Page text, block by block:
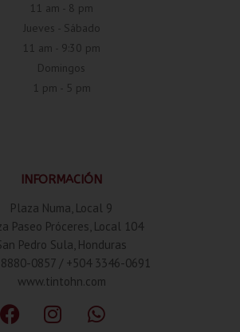
11 am - 8 pm
Jueves - Sábado
11 am - 9:30 pm
Domingos
1 pm - 5 pm
INFORMACIÓN
Plaza Numa, Local 9
Paseo Próceres, Local 104
Pedro Sula, Honduras
0857 / +504 3346-0691
www.tintohn.com